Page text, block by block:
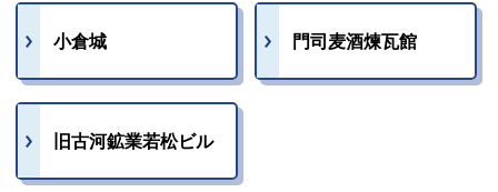
小倉城 門司麦酒煉瓦館
旧古河鉱業若松ビル